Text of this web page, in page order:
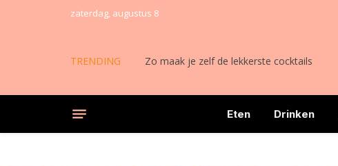
zaterdag, augustus 8
TRENDING Zo maak je zelf de lekkerste cocktails
Eten Drinken